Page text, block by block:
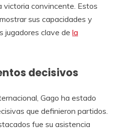
victoria convincente. Estos
sus capacidades y
jugadores clave de la
decisivos
Gago ha estado
que definieron partidos.
fue su asistencia